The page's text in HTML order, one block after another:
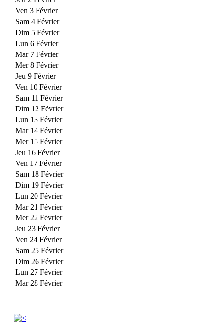
Ven 3 Février
Sam 4 Février
Dim 5 Février
Lun 6 Février
Mar 7 Février
Mer 8 Février
Jeu 9 Février
Ven 10 Février
Sam 11 Février
Dim 12 Février
Lun 13 Février
Mar 14 Février
Mer 15 Février
Jeu 16 Février
Ven 17 Février
Sam 18 Février
Dim 19 Février
Lun 20 Février
Mar 21 Février
Mer 22 Février
Jeu 23 Février
Ven 24 Février
Sam 25 Février
Dim 26 Février
Lun 27 Février
Mar 28 Février